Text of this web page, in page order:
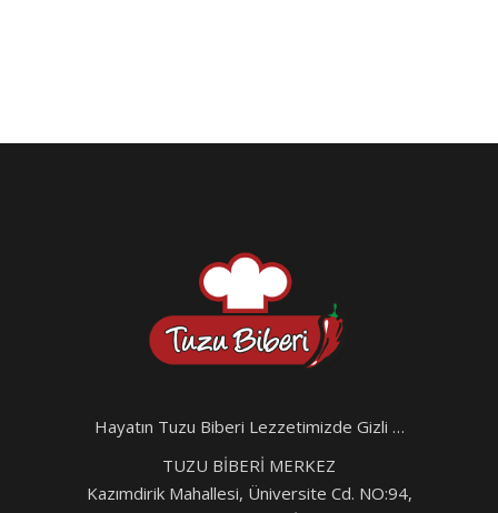
Hayatın Tuzu Biberi Lezzetimizde Gizli …
TUZU BİBERİ MERKEZ
Kazımdirik Mahallesi, Üniversite Cd. NO:94,